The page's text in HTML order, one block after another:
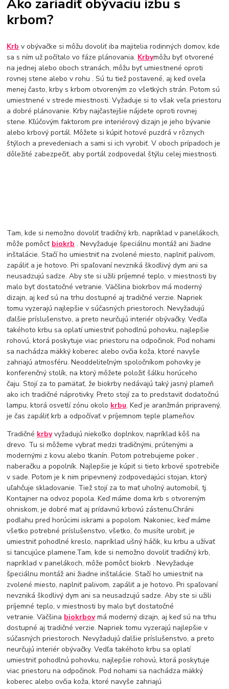
Termostatické hlavice na radiátory
Podlahové kúrenie
Vykurovacie súpravy-podlahové kúrenie
Olejové ohrievače
Elektrické ohrievače
Prenosné klimatizácie
Ohrievače vody
Prietokové ohrievače vody
Bojlery
Prietokové bojlery
Zlaté radiátory do kúpeľne
kúpeľňové radiátory
krbom?
Krb v obývačke si môžu dovoliť iba majitelia rodinných domov, kde
sa s ním už počítalo vo fáze plánovania. Krbymôžu byť otvorené
na jednej alebo oboch stranách, môžu byť umiestnené oproti
rovnej stene alebo v rohu . Sú tu tiež postavené, aj keď oveľa
menej často, krby s krbom otvoreným zo všetkých strán. Potom sú
umiestnené v strede miestnosti. Vyžaduje si to však veľa priestoru
a dobré plánovanie. Krby najčastejšie nájdete oproti rovnej
stene. Kľúčovým faktorom pre interiérový dizajn je jeho bývanie
alebo krbový portál. Môžete si kúpiť hotové puzdrá v rôznych
štýloch a prevedeniach a sami si ich vyrobiť. V oboch prípadoch je
dôležité zabezpečiť, aby portál zodpovedal štýlu celej miestnosti.
Tam, kde si nemožno dovoliť tradičný krb, napríklad v panelákoch,
môže pomôcť biokrb . Nevyžaduje špeciálnu montáž ani žiadne
inštalácie. Stačí ho umiestniť na zvolené miesto, naplniť palivom,
zapáliť a je hotovo. Pri spaľovaní nevzniká škodlivý dym ani sa
neusadzujú sadze. Aby ste si užili príjemné teplo, v miestnosti by
malo byť dostatočné vetranie. Väčšina biokrbov má moderný
dizajn, aj keď sú na trhu dostupné aj tradičné verzie. Napriek
tomu vyzerajú najlepšie v súčasných priestoroch. Nevyžadujú
ďalšie príslušenstvo, a preto neurčujú interiér obývačky. Vedľa
takéhoto krbu sa oplatí umiestniť pohodlnú pohovku, najlepšie
rohovú, ktorá poskytuje viac priestoru na odpočinok. Pod nohami
sa nachádza mäkký koberec alebo ovčia koža, ktoré navyše
zahriajú atmosféru. Neoddeliteľným spoločníkom pohovky je
konferenčný stolík, na ktorý môžete položiť šálku horúceho
čaju. Stojí za to pamätať, že biokrby nedávajú taký jasný plameň
ako ich tradičné náprotivky. Preto stojí za to predstaviť dodatočnú
lampu, ktorá osvetlí zónu okolo krbu. Keď je aranžmán pripravený,
je čas zapáliť krb a odpočívať v príjemnom teple plameňov.
Tradičné krbyvyžadujú niekoľko doplnkov, napríklad kôš na
drevo. Tu si môžeme vybrať medzi tradičnými, prútenými a
modernými z kovu alebo tkanín. Potom potrebujeme poker ,
naberačku a popolník. Najlepšie je kúpiť si tieto krbové spotrebiče
v sade. Potom je k nim pripevnený zodpovedajúci stojan, ktorý
uľahčuje skladovanie. Tiež stojí za to mať uhoľný automobil, tj.
Kontajner na odvoz popola. Keď máme doma krb s otvoreným
ohniskom, je dobré mať aj prídavnú krbovú zástenu.Chráni
podlahu pred horúcimi iskrami a popolom. Nakoniec, keď máme
všetko potrebné príslušenstvo, všetko, čo musíte urobiť, je
umiestniť pohodlné kreslo, napríklad ušný háčik, ku krbu a užívať
si tancujúce plamene.Tam, kde si nemožno dovoliť tradičný krb,
napríklad v panelákoch, môže pomôcť biokrb . Nevyžaduje
špeciálnu montáž ani žiadne inštalácie. Stačí ho umiestniť na
zvolené miesto, naplniť palivom, zapáliť a je hotovo. Pri spaľovaní
nevzniká škodlivý dym ani sa neusadzujú sadze. Aby ste si užili
príjemné teplo, v miestnosti by malo byť dostatočné
vetranie. Väčšina biokrbovmá moderný dizajn, aj keď sú na trhu
dostupné aj tradičné verzie. Napriek tomu vyzerajú najlepšie v
súčasných priestoroch. Nevyžadujú ďalšie príslušenstvo, a preto
neurčujú interiér obývačky. Vedľa takéhoto krbu sa oplatí
umiestniť pohodlnú pohovku, najlepšie rohovú, ktorá poskytuje
viac priestoru na odpočinok. Pod nohami sa nachádza mäkký
koberec alebo ovčia koža, ktoré navyše zahriajú